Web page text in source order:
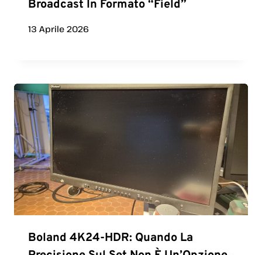
Broadcast In Formato “Field”
13 Aprile 2026
Boland 4K24-HDR: Quando La